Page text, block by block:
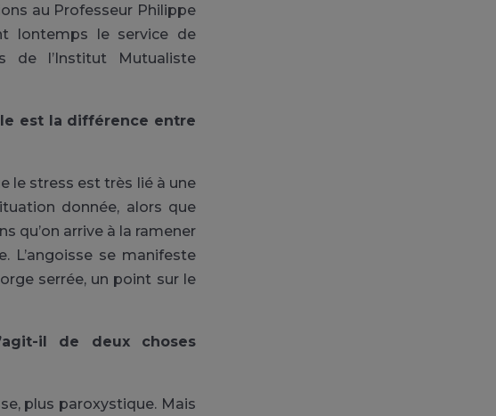
au Professeur Philippe
lontemps le service de
de l’Institut Mutualiste
est la différence entre
le stress est très lié à une
donnée, alors que
qu’on arrive à la ramener
L’angoisse se manifeste
serrée, un point sur le
il de deux choses
plus paroxystique. Mais